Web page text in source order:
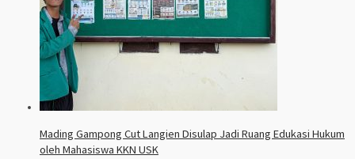
Mading Gampong Cut Langien Disulap Jadi Ruang Edukasi Hukum
oleh Mahasiswa KKN USK